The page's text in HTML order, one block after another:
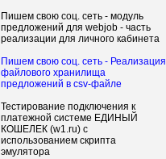
Пишем свою соц. сеть - модуль
предложений для webjob - часть
реализации для личного кабинета
Пишем свою соц. сеть - Реализация
файлового хранилища
предложений в csv-файле
Тестирование подключения к
платежной системе ЕДИНЫЙ
КОШЕЛЕК (w1.ru) с
использованием скрипта
эмулятора